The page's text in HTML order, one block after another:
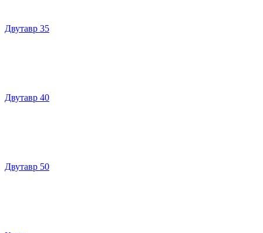
Двутавр 35
Двутавр 40
Двутавр 50